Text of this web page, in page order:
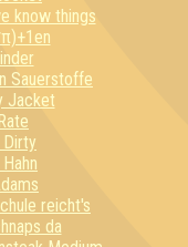
know things
Sauerstoffe
Jacket
Dirty
reicht's
da